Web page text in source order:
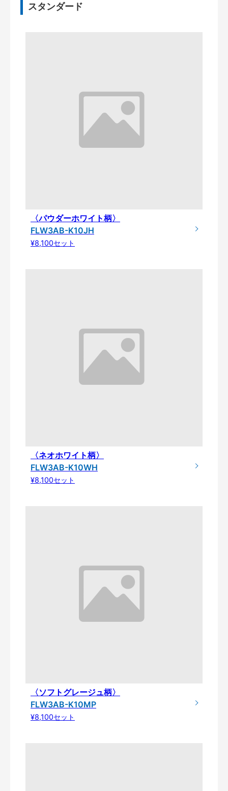
スタンダード
〈パウダーホワイト柄〉
FLW3AB-K10JH
¥8,100セット
〈ネオホワイト柄〉
FLW3AB-K10WH
¥8,100セット
〈ソフトグレージュ柄〉
FLW3AB-K10MP
¥8,100セット